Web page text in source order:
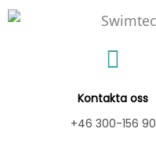
Hoppa
Kontakta oss
+46 300-156 90